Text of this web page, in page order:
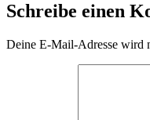
Schreibe einen
Deine E-Mail-Adresse wird